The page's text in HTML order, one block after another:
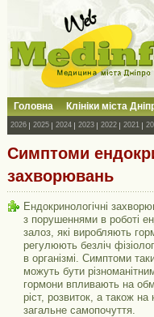
Головна Клініки міста
2026 2025 2024 2023 2022 2021
Симптоми
захворювань
Ендокринологічні
з порушеннями в роботі
залоз, які виробляють
регулюють безліч
в організмі. Симптоми
можуть бути
гормони впливають на
ріст, розвиток, а також на
загальне самопочуття.